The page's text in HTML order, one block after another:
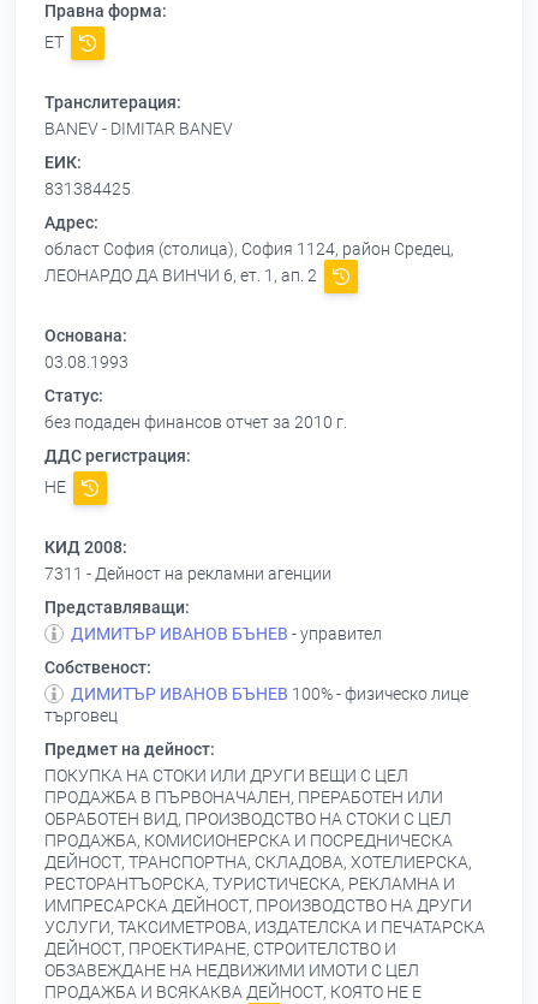
Правна форма:
ЕТ
Транслитерация:
BANEV - DIMITAR BANEV
ЕИК:
831384425
Адрес:
област София (столица), София 1124, район Средец,
ЛЕОНАРДО ДА ВИНЧИ 6, ет. 1, ап. 2
Основана:
03.08.1993
Статус:
без подаден финансов отчет за 2010 г.
ДДС регистрация:
НЕ
КИД 2008:
7311 - Дейност на рекламни агенции
Представляващи:
ДИМИТЪР ИВАНОВ БЪНЕВ - управител
Собственост:
ДИМИТЪР ИВАНОВ БЪНЕВ 100% - физическо лице
търговец
Предмет на дейност:
ПОКУПКА НА СТОКИ ИЛИ ДРУГИ ВЕЩИ С ЦЕЛ
ПРОДАЖБА В ПЪРВОНАЧАЛЕН, ПРЕРАБОТЕН ИЛИ
ОБРАБОТЕН ВИД, ПРОИЗВОДСТВО НА СТОКИ С ЦЕЛ
ПРОДАЖБА, КОМИСИОНЕРСКА И ПОСРЕДНИЧЕСКА
ДЕЙНОСТ, ТРАНСПОРТНА, СКЛАДОВА, ХОТЕЛИЕРСКА,
РЕСТОРАНТЪОРСКА, ТУРИСТИЧЕСКА, РЕКЛАМНА И
ИМПРЕСАРСКА ДЕЙНОСТ, ПРОИЗВОДСТВО НА ДРУГИ
УСЛУГИ, ТАКСИМЕТРОВА, ИЗДАТЕЛСКА И ПЕЧАТАРСКА
ДЕЙНОСТ, ПРОЕКТИРАНЕ, СТРОИТЕЛСТВО И
ОБЗАВЕЖДАНЕ НА НЕДВИЖИМИ ИМОТИ С ЦЕЛ
ПРОДАЖБА И ВСЯКАКВА ДЕЙНОСТ, КОЯТО НЕ Е